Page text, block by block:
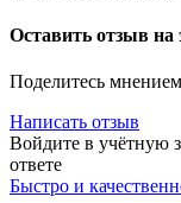
Оставить отзыв на
Поделитесь
Написать отзыв
Войдите в учётную
ответе
Быстро и